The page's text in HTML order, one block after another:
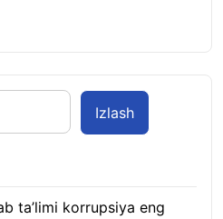
Izlash
ta’limi korrupsiya eng